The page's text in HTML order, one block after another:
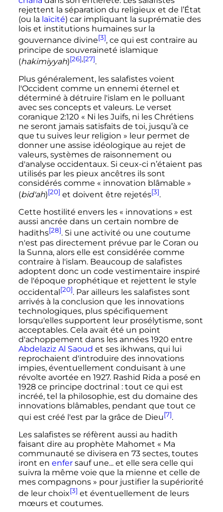
rejettent la séparation du religieux et de l’État
(ou la laïcité) car impliquant la suprématie des
lois et institutions humaines sur la
gouvernance divine[3], ce qui est contraire au
principe de souveraineté islamique
(hakimiyyah)[26],[27].
Plus généralement, les salafistes voient
l'Occident comme un ennemi éternel et
déterminé à détruire l'islam en le polluant
avec ses concepts et valeurs. Le verset
coranique 2:120 « Ni les Juifs, ni les Chrétiens
ne seront jamais satisfaits de toi, jusqu’à ce
que tu suives leur religion » leur permet de
donner une assise idéologique au rejet de
valeurs, systèmes de raisonnement ou
d'analyse occidentaux. Si ceux-ci n’étaient pas
utilisés par les pieux ancêtres ils sont
considérés comme « innovation blâmable »
(bid'ah)[20] et doivent être rejetés[3].
Cette hostilité envers les « innovations » est
aussi ancrée dans un certain nombre de
hadiths[28]. Si une activité ou une coutume
n'est pas directement prévue par le Coran ou
la Sunna, alors elle est considérée comme
contraire à l'islam. Beaucoup de salafistes
adoptent donc un code vestimentaire inspiré
de l'époque prophétique et rejettent le style
occidental[20]. Par ailleurs les salafistes sont
arrivés à la conclusion que les innovations
technologiques, plus spécifiquement
lorsqu'elles supportent leur prosélytisme, sont
acceptables. Cela avait été un point
d'achoppement dans les années 1920 entre
Abdelaziz Al Saoud et ses ikhwans, qui lui
reprochaient d'introduire des innovations
impies, éventuellement conduisant à une
révolte avortée en 1927. Rashid Rida a posé en
1928 ce principe doctrinal : tout ce qui est
incréé, tel la philosophie, est du domaine des
innovations blâmables, pendant que tout ce
qui est créé l'est par la grâce de Dieu[7].
Les salafistes se réfèrent aussi au hadith
faisant dire au prophète Mahomet « Ma
communauté se divisera en 73 sectes, toutes
iront en enfersauf une... et elle sera celle qui
suivra la même voie que la mienne et celle de
mes compagnons » pour justifier la supériorité
de leur choix[3] et éventuellement de leurs
mœurs et coutumes.